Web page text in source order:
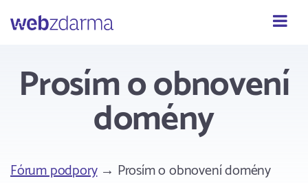
Webzdarma
Prosím o obnovení
domény
Fórum podpory→ Prosím o obnovení domény